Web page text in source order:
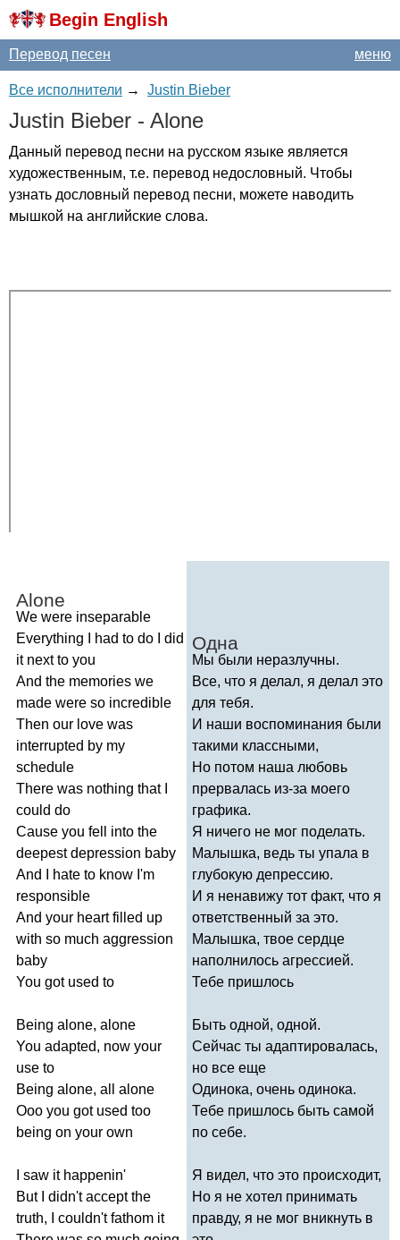
Begin English
меню
Перевод песен
Все исполнители → Justin Bieber
Justin Bieber - Alone
Данный перевод песни на русском языке является
художественным, т.е. перевод недословный. Чтобы
узнать дословный перевод песни, можете наводить
мышкой на английские слова.
Alone
We were inseparable
Everything
had to do
did
it next to you
And the memories we
made were so incredible
Then our love was
interrupted by my
schedule
There was nothing that
could do
Cause you fell into the
deepest depression baby
And
hate to know I'm
responsible
And your heart filled up
with so much aggression
baby
You got used to
Being alone, alone
You adapted, now your
use to
Being alone, all
alone
Ooo you got used too
being on your own
saw it happenin'
But
didn't accept the
truth, couldn't fathom it
Одна
Мы были неразлучны.
Все, что я делал, я делал это
для тебя.
И наши воспоминания были
такими классными,
Но потом наша любовь
прервалась из-за моего
графика.
Я ничего не мог поделать.
Малышка, ведь ты упала в
глубокую депрессию.
И я ненавижу тот факт, что я
ответственный за это.
Малышка, твое сердце
наполнилось агрессией.
Тебе пришлось
Быть одной, одной.
Сейчас ты адаптировалась,
но все еще
Одинока, очень одинока.
Тебе пришлось быть самой
по себе.
Я видел, что это происходит,
Но я не хотел принимать
правду, я не мог вникнуть в